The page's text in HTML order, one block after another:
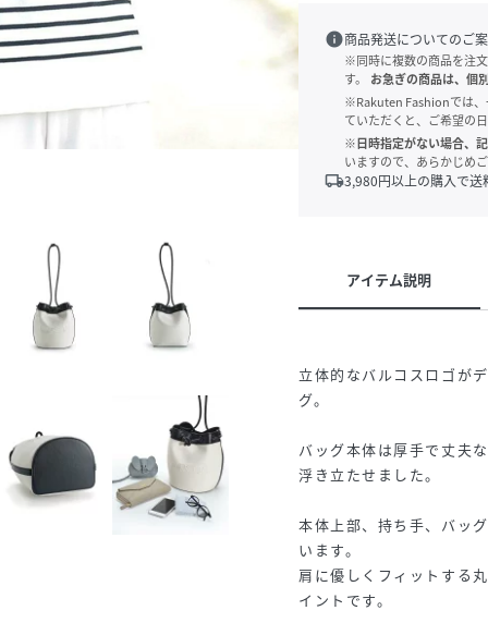
info商品発送についてのご
※同時に複数の商品を注
す。
お急ぎの商品は、個
※Rakuten Fashionでは、
ていただくと、ご希望の
※日時指定がない場合、
いますので、あらかじめ
local_shipping3,980円以上の購入で送
アイテム説明
立体的なバルコスロゴが
グ。
バッグ本体は厚手で丈夫
浮き立たせました。
本体上部、持ち手、バッ
います。
肩に優しくフィットする
イントです。